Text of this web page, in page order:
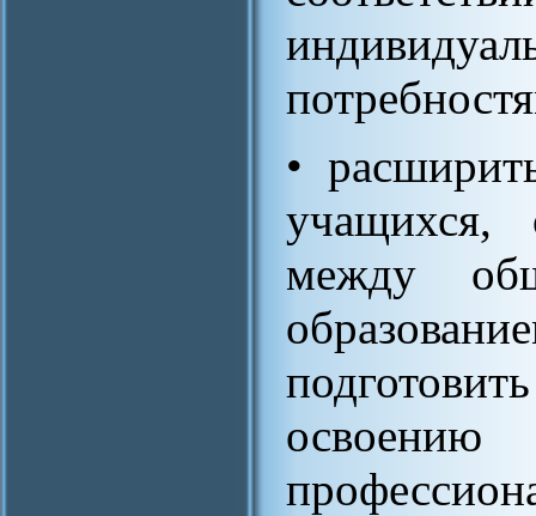
•
учащихся,
между